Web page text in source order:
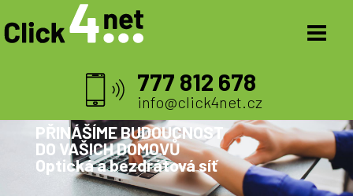
777 812 678
info@click4net.cz
PŘINÁŠÍME BUDOUCNOST
DO VAŠICH DOMOVŮ
Optická a bezdrátová síť